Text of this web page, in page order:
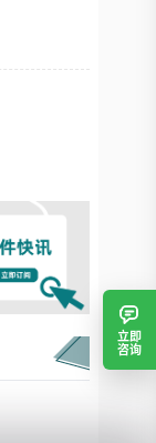
立即
咨询